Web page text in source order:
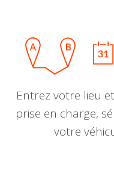
Entrez votre lieu
prise en charge,
votre